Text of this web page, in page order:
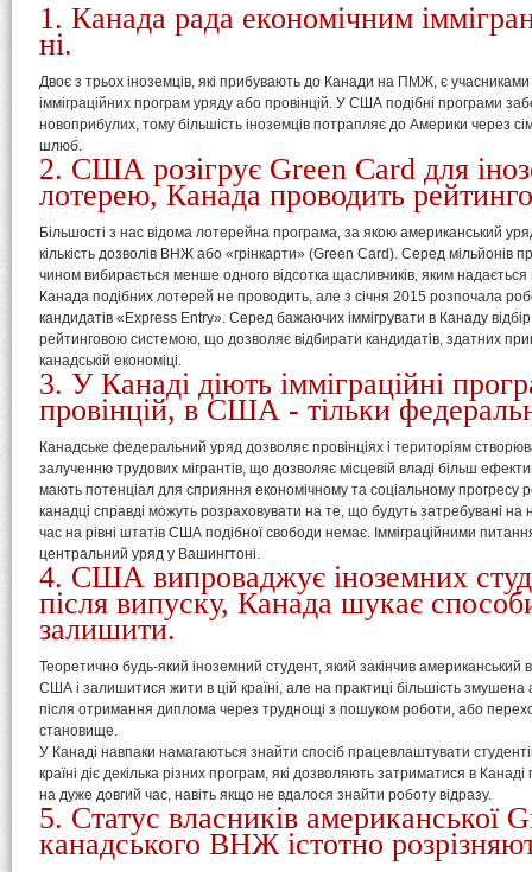
1. Канада рада економічним
ні.
Двоє з трьох іноземців, які прибувають до Канади на ПМЖ, є учасниками
імміграційних програм уряду або провінцій. У США подібні програми
новоприбулих, тому більшість іноземців потрапляє до Америки через
шлюб.
2. США розігрує Green Card для
лотерею, Канада проводить
Більшості з нас відома лотерейна програма, за якою американський
кількість дозволів ВНЖ або «грінкарти» (Green Card). Серед мільйонів
чином вибирається менше одного відсотка щасливчиків, яким
Канада подібних лотерей не проводить, але з січня 2015 розпочала
кандидатів «Express Entry». Серед бажаючих іммігрувати в Канаду
рейтинговою системою, що дозволяє відбирати кандидатів, здатних
канадській економіці.
3. У Канаді діють імміграційні
провінцій, в США - тільки
Канадське федеральний уряд дозволяє провінціях і територіям
залученню трудових мігрантів, що дозволяє місцевій владі більш
мають потенціал для сприяння економічному та соціальному прогресу
канадці справді можуть розраховувати на те, що будуть затребувані на
час на рівні штатів США подібної свободи немає. Імміграційними
центральний уряд у Вашингтоні.
4. США випроваджує іноземних
після випуску, Канада шукає
залишити.
Теоретично будь-який іноземний студент, який закінчив американський
США і залишитися жити в цій країні, але на практиці більшість змушена
після отримання диплома через труднощі з пошуком роботи, або
становище.
У Канаді навпаки намагаються знайти спосіб працевлаштувати
країні діє декілька різних програм, які дозволяють затриматися в
на дуже довгий час, навіть якщо не вдалося знайти роботу відразу.
5. Статус власників американської
канадського ВНЖ істотно